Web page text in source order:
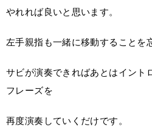
やれれば良いと思います。
左手親指も一緒に移動することを
サビが演奏できればあとはイント
フレーズを
再度演奏していくだけです。